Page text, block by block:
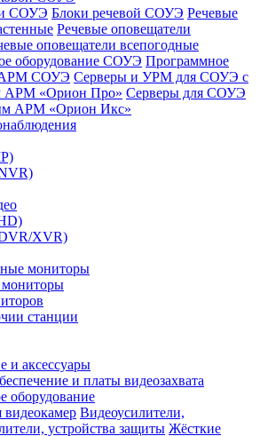
СОУЭ Блоки речевой СОУЭ Речевые
Речевые оповещатели
оповещатели всепогодные
оборудование СОУЭ Программное
АРМ СОУЭ Серверы и УРМ для СОУЭ с
АРМ «Орион Про» Серверы для СОУЭ
АРМ «Орион Икс»
XVR)
мониторы
станции
и аксессуары
и платы видеозахвата
оборудование
видеокамер Видеоусилители,
устройства защиты Жёсткие